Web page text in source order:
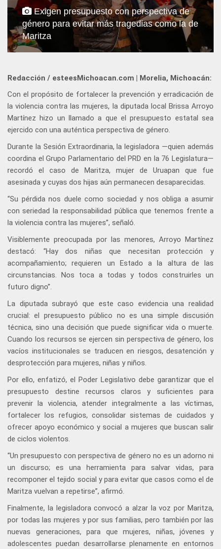
Exigen presupuesto con perspectiva de
género para evitar más tragedias como la de
Maritza
Redacción / esteesMichoacan.com | Morelia, Michoacán:
Con el propósito de fortalecer la prevención y erradicación de
la violencia contra las mujeres, la diputada local Brissa Arroyo
Martínez hizo un llamado a que el presupuesto estatal sea
ejercido con una auténtica perspectiva de género.
Durante la Sesión Extraordinaria, la legisladora —quien además
coordina el Grupo Parlamentario del PRD en la 76 Legislatura—
recordó el caso de Maritza, mujer de Uruapan que fue
asesinada y cuyas dos hijas aún permanecen desaparecidas.
“Su pérdida nos duele como sociedad y nos obliga a asumir
con seriedad la responsabilidad pública que tenemos frente a
la violencia contra las mujeres”, señaló.
Visiblemente preocupada por las menores, Arroyo Martínez
destacó: “Hay dos niñas que necesitan protección y
acompañamiento; requieren un Estado a la altura de las
circunstancias. Nos toca a todas y todos construirles un
futuro digno”.
La diputada subrayó que este caso evidencia una realidad
crucial: el presupuesto público no es una simple discusión
técnica, sino una decisión que puede significar vida o muerte.
Cuando los recursos se ejercen sin perspectiva de género, los
vacíos institucionales se traducen en riesgos, desatención y
desprotección para mujeres, niñas y niños.
Por ello, enfatizó, el Poder Legislativo debe garantizar que el
presupuesto destine recursos claros y suficientes para
prevenir la violencia, atender integralmente a las víctimas,
fortalecer los refugios, consolidar sistemas de cuidados y
ofrecer apoyo económico y social a mujeres que buscan salir
de ciclos violentos.
“Un presupuesto con perspectiva de género no es un adorno ni
un discurso; es una herramienta para salvar vidas, para
recomponer el tejido social y para evitar que casos como el de
Maritza vuelvan a repetirse”, afirmó.
Finalmente, la legisladora convocó a alzar la voz por Maritza,
por todas las mujeres y por sus familias, pero también por las
nuevas generaciones, para que mujeres, niñas, jóvenes y
adolescentes puedan desarrollarse plenamente en entornos